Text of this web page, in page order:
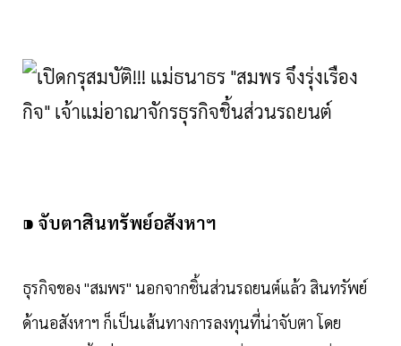
⁍ จับตาสินทรัพย์อสังหาฯ
ธุรกิจของ "สมพร" นอกจากชิ้นส่วนรถยนต์แล้ว สินทรัพย์
ด้านอสังหาฯ ก็เป็นเส้นทางการลงทุนที่น่าจับตา โดย